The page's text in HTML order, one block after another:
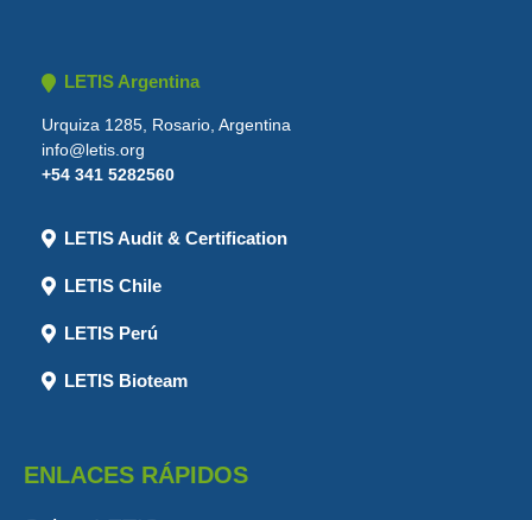
LETIS Argentina
Urquiza 1285, Rosario, Argentina
info@letis.org
+54 341 5282560
LETIS Audit & Certification
LETIS Chile
LETIS Perú
LETIS Bioteam
ENLACES RÁPIDOS